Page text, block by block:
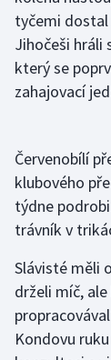
Lezení
Lyže a
Motorsport
Olympijské
Parasport
Plavání
Plážový
tyčemi dostal
Jihočeši hráli
který se
zahajovací
Červenobílí
klubového
týdne
trávník v
Slávisté měli
drželi míč,
Kondovu